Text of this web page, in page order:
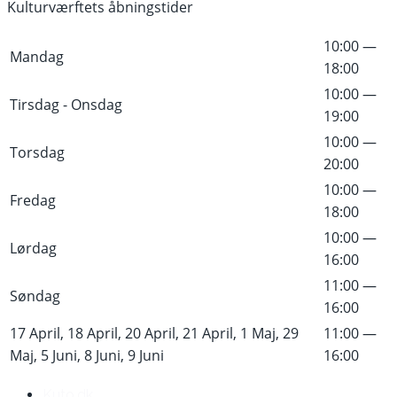
Kulturværftets åbningstider
Mandag
10:00 —
18:00
Tirsdag - Onsdag
10:00 —
19:00
Torsdag
10:00 —
20:00
Fredag
10:00 —
18:00
Lørdag
10:00 —
16:00
Søndag
11:00 —
16:00
17 April, 18 April, 20 April, 21 April, 1 Maj, 29
Maj, 5 Juni, 8 Juni, 9 Juni
11:00 —
16:00